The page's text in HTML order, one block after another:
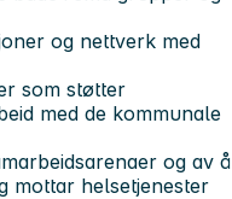
og nettverk med
som støtter
med de kommunale
og av å
mottar helsetjenester